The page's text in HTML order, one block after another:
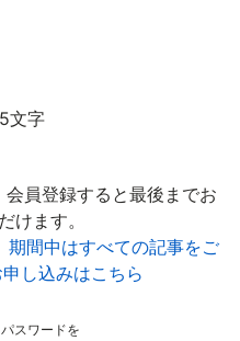
文字
員登録すると最後までお
けます。
期間中はすべての記事をご
し込みはこちら
スワードを